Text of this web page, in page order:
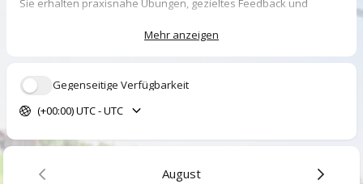
Sie erhalten praxisnahe Übungen, gezieltes Feedback und
Reittechnik effizient zu verbessern.
5.0 ( Bewertung
Simona
75 Minuten 1. Reitsimulator Training €155
Mehr anzeigen
Gegenseitige Verfügbarkeit
(+00:00) UTC - UTC
August